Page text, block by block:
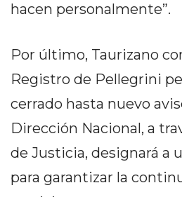
CAMPANA
DE
LA
(BUENOS
AIRES)
MEJOR
hacen personalmente”.
Por último, Taurizano
Registro de Pellegrini
cerrado hasta nuevo
Dirección Nacional, a
de Justicia, designará a
para garantizar la